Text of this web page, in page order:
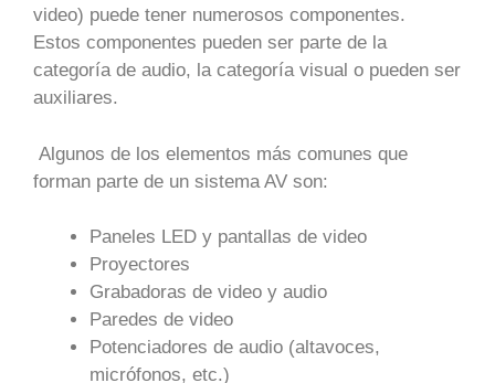
video) puede tener numerosos componentes.
Estos componentes pueden ser parte de la
categoría de audio, la categoría visual o pueden ser
auxiliares.
Algunos de los elementos más comunes que
forman parte de un sistema AV son:
Paneles LED y pantallas de video
Proyectores
Grabadoras de video y audio
Paredes de video
Potenciadores de audio (altavoces,
micrófonos, etc.)